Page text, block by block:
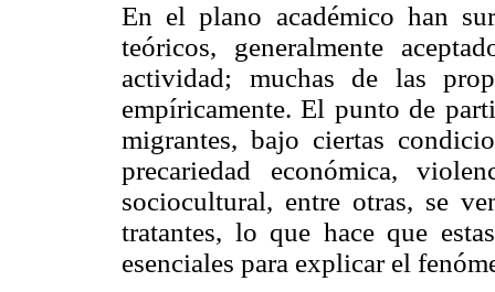
En el plano académico han
teóricos, generalmente
actividad; muchas de las
empíricamente. El punto de
migrantes, bajo ciertas
precariedad económica,
sociocultural, entre otras, se
tratantes, lo que hace que
esenciales para explicar el